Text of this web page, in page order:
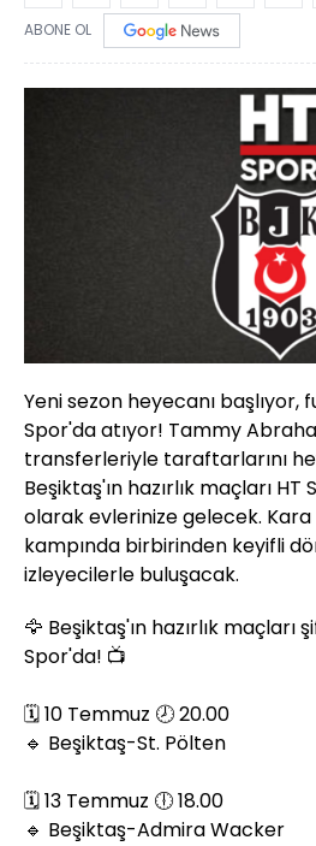
ABONE OL
Yeni sezon heyecanı başlıyor,
Spor'da atıyor! Tammy
transferleriyle taraftarlarını
Beşiktaş'ın hazırlık maçları
olarak evlerinize gelecek.
kampında birbirinden keyifli
izleyecilerle buluşacak.
🦅 Beşiktaş'ın hazırlık maçları
Spor'da! 📺
🗓️ 10 Temmuz 🕗 20.00
🔹 Beşiktaş-St. Pölten
🗓️ 13 Temmuz 🕕 18.00
🔹 Beşiktaş-Admira Wacker